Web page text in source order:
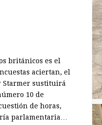
británicos es el
aciertan, el
Starmer sustituirá
10 de
de horas,
parlamentaria…